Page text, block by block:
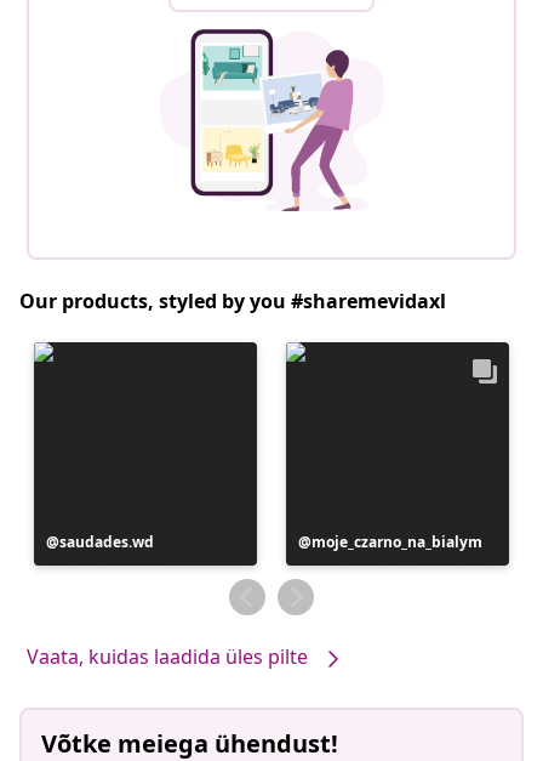
Our products, styled by you #sharemevidaxl
Postitus
avaldatud
saudades.wd
Postitus
avaldatud
moje_czarno_na_bialym
Vaata, kuidas laadida üles pilte
Võtke meiega ühendust!